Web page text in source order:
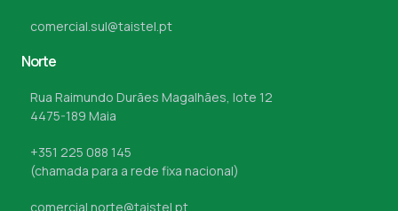
comercial.sul@taistel.pt
Norte
Rua Raimundo Durães Magalhães, lote 12
4475-189 Maia
+351 225 088 145
(chamada para a rede fixa nacional)
comercial.norte@taistel.pt